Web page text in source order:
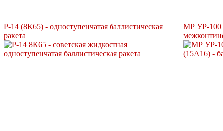
Р-14 (8К65) - одноступенчатая баллистическая
ракета
МР УР-100